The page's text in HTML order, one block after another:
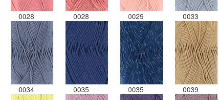
0028 0028 0029 0033
0034 0035 0035 0039